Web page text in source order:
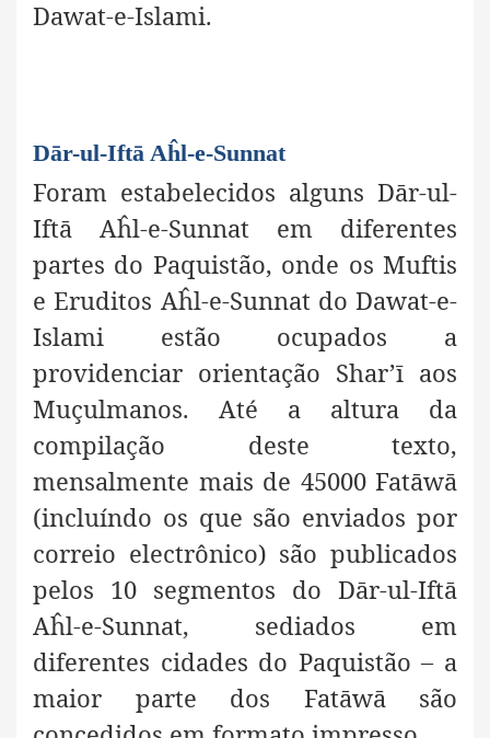
Dawat-e-Islami.
Dār-ul-Iftā Aĥl-e-Sunnat
Foram estabelecidos alguns Dār-ul-
Iftā Aĥl-e-Sunnat em diferentes
partes do Paquistão, onde os Muftis
e Eruditos Aĥl-e-Sunnat do Dawat-e-
Islami estão ocupados a
providenciar orientação Shar’ī aos
Muçulmanos. Até a altura da
compilação deste texto,
mensalmente mais de 45000 Fatāwā
(incluíndo os que são enviados por
correio electrônico) são publicados
pelos 10 segmentos do Dār-ul-Iftā
Aĥl-e-Sunnat, sediados em
diferentes cidades do Paquistão – a
maior parte dos Fatāwā são